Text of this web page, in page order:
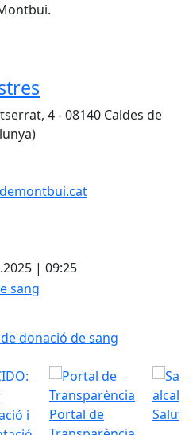
4 - 08140 Caldes de
| 09:25
donació de sang
i
Portal de